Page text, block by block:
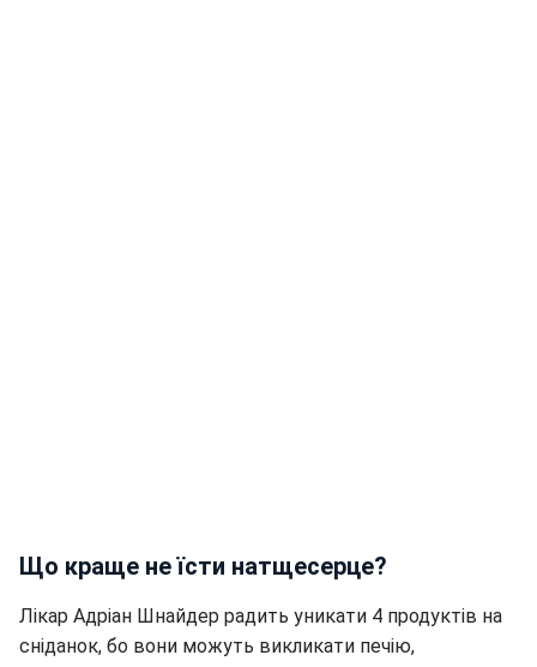
Що краще не їсти натщесерце?
Лікар Адріан Шнайдер радить уникати 4 продуктів на
сніданок, бо вони можуть викликати печію,